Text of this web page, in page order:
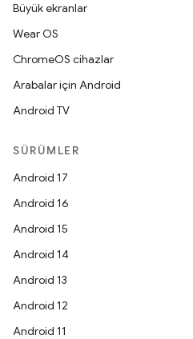
Büyük ekranlar
Wear OS
ChromeOS cihazlar
Arabalar için Android
Android TV
SÜRÜMLER
Android 17
Android 16
Android 15
Android 14
Android 13
Android 12
Android 11